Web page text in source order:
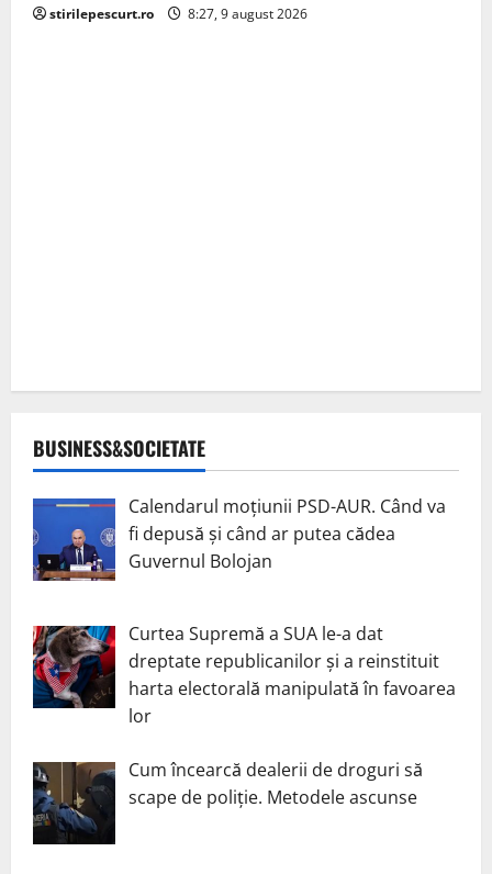
stirilepescurt.ro 8:27, 9 august 2026
BUSINESS&SOCIETATE
Calendarul moțiunii PSD-AUR. Când va
fi depusă și când ar putea cădea
Guvernul Bolojan
Curtea Supremă a SUA le-a dat
dreptate republicanilor și a reinstituit
harta electorală manipulată în favoarea
lor
Cum încearcă dealerii de droguri să
scape de poliție. Metodele ascunse